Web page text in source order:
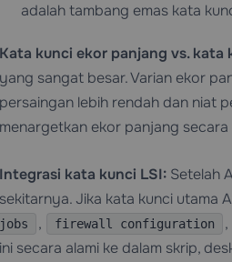
adalah tambang emas kata
Kata kunci ekor panjang vs. kata
yang sangat besar. Varian ekor
persaingan lebih rendah dan niat
menargetkan ekor panjang
Integrasi kata kunci LSI:Setelah
sekitarnya. Jika kata kunci utama
jobs
, firewall configuration ,
ini secara alami ke dalam skrip,